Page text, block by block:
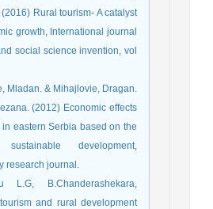
Rural tourism- A catalyst
growth, International journal
social science invention, vol
Mladan. & Mihajlovie, Dragan.
(2012) Economic effects
eastern Serbia based on the
development,
research journal.
L.G, B.Chanderashekara,
and rural development